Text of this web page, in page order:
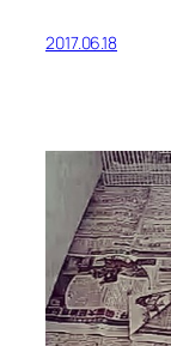
2017.06.18